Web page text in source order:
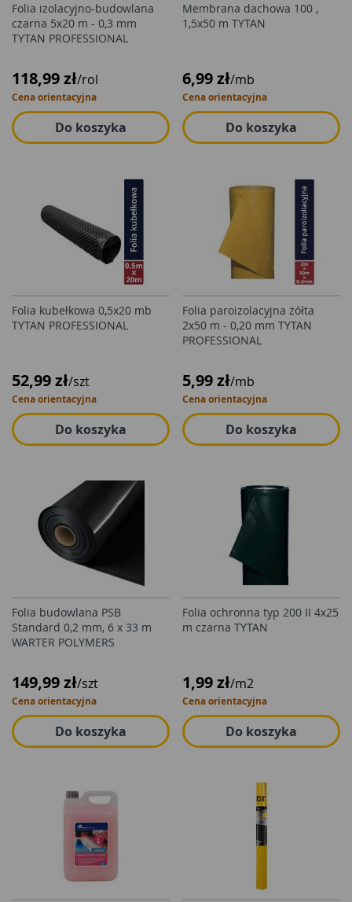
Folia izolacyjno-budowlana
czarna 5x20 m - 0,3 mm
TYTAN PROFESSIONAL
118,99 zł/rol
Cena orientacyjna
Do koszyka
Membrana dachowa 100 ,
1,5x50 m TYTAN
6,99 zł/mb
Cena orientacyjna
Do koszyka
Folia kubełkowa 0,5x20 mb
TYTAN PROFESSIONAL
52,99 zł/szt
Cena orientacyjna
Do koszyka
Folia paroizolacyjna żółta
2x50 m - 0,20 mm TYTAN
PROFESSIONAL
5,99 zł/mb
Cena orientacyjna
Do koszyka
Folia budowlana PSB
Standard 0,2 mm, 6 x 33 m
WARTER POLYMERS
149,99 zł/szt
Cena orientacyjna
Do koszyka
Folia ochronna typ 200 II 4x25
m czarna TYTAN
1,99 zł/m2
Cena orientacyjna
Do koszyka